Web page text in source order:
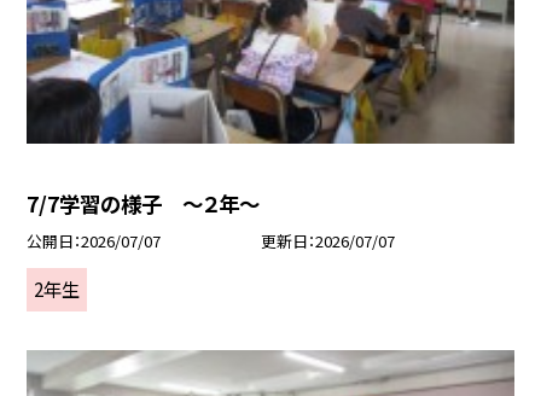
7/7学習の様子 ～２年～
公開日 2026/07/07 更新日 2026/07/07
2年生